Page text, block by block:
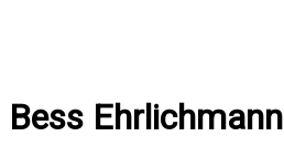
Bess Ehrlichmann